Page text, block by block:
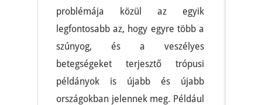
problémája közül az egyik
legfontosabb az, hogy egyre több a
szúnyog, és a veszélyes
betegségeket terjesztő trópusi
példányok is újabb és újabb
országokban jelennek meg. Például